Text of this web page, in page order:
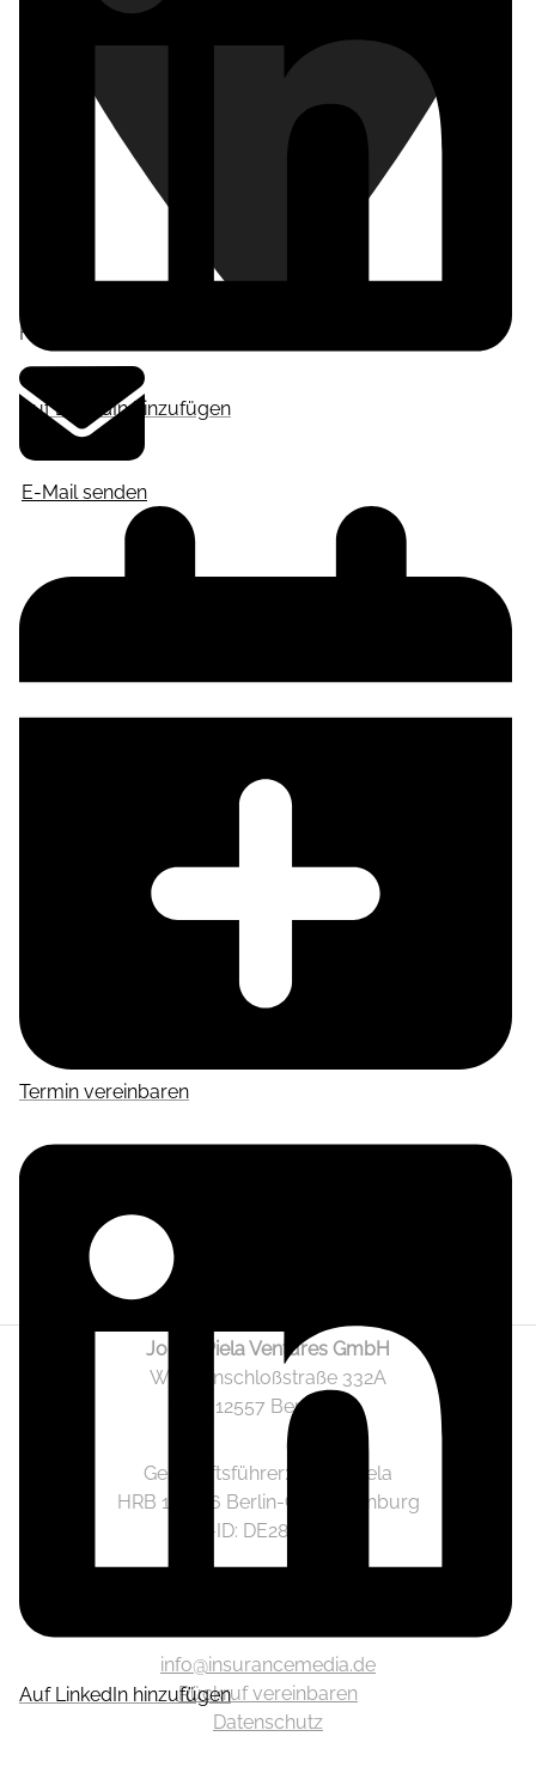
Auf LinkedIn hinzufügen
Frankfurt am Main
E-Mail senden
Termin vereinbaren
Auf LinkedIn hinzufügen
Jonas Piela Ventures GmbH
Wendenschloßstraße 332A
12557 Berlin
Geschäftsführer: Jonas Piela
HRB 141236 Berlin-Charlottenburg
Ust.-ID: DE282633825
info@insurancemedia.de
Rückruf vereinbaren
Datenschutz